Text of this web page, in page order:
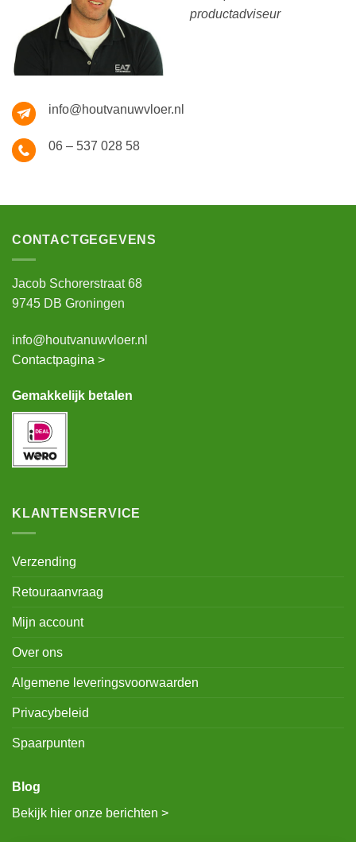
productadviseur
info@houtvanuwvloer.nl
06 – 537 028 58
CONTACTGEGEVENS
Jacob Schorerstraat 68
9745 DB Groningen
info@houtvanuwvloer.nl
Contactpagina >
Gemakkelijk betalen
KLANTENSERVICE
Verzending
Retouraanvraag
Mijn account
Over ons
Algemene leveringsvoorwaarden
Privacybeleid
Spaarpunten
Blog
Bekijk hier onze berichten >